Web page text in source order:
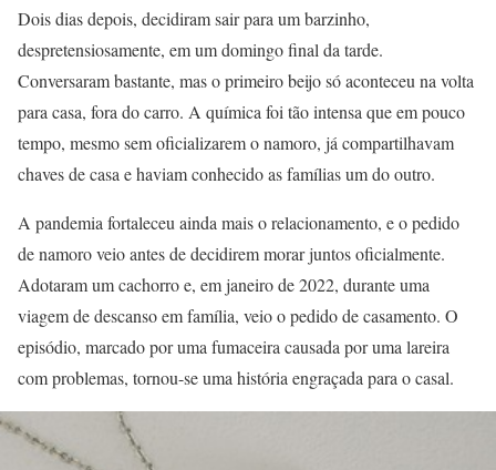
Dois dias depois, decidiram sair para um barzinho,
despretensiosamente, em um domingo final da tarde.
Conversaram bastante, mas o primeiro beijo só aconteceu na volta
para casa, fora do carro. A química foi tão intensa que em pouco
tempo, mesmo sem oficializarem o namoro, já compartilhavam
chaves de casa e haviam conhecido as famílias um do outro.
A pandemia fortaleceu ainda mais o relacionamento, e o pedido
de namoro veio antes de decidirem morar juntos oficialmente.
Adotaram um cachorro e, em janeiro de 2022, durante uma
viagem de descanso em família, veio o pedido de casamento. O
episódio, marcado por uma fumaceira causada por uma lareira
com problemas, tornou-se uma história engraçada para o casal.